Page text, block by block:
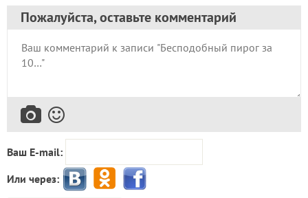
Пожалуйста, оставьте комментарий
Ваш E-mail:
Или через: